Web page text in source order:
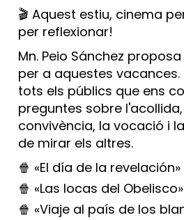
🎬 Aquest estiu, cinema
per reflexionar!
Mn. Peio Sánchez
per a aquestes vacances.
tots els públics que ens
preguntes sobre
convivència, la vocació i
de mirar els altres.
🍿 «El día de la revelación»
🍿 «Las locas del Obelisco»
🍿 «Viaje al país de los